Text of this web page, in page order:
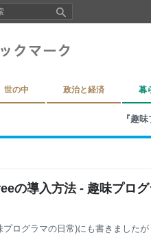
世の中 政治と経済 暮
『趣
の導入方法 - 趣味プログ
ログラマの日常)にも書きましたが